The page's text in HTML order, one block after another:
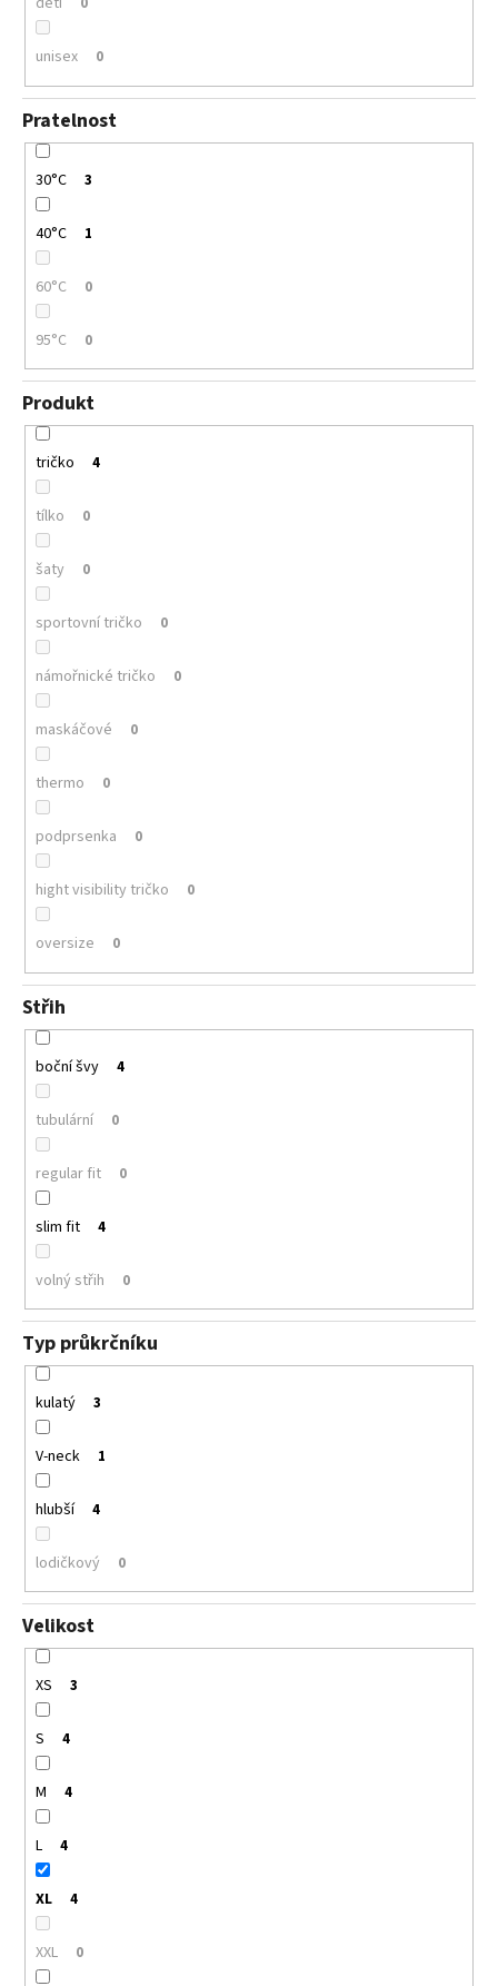
unisex 0
Pratelnost
30°C 3
40°C 1
60°C 0
95°C 0
Produkt
tričko 4
tílko 0
šaty 0
sportovní tričko 0
námořnické tričko 0
maskáčové 0
thermo 0
podprsenka 0
hight visibility tričko 0
oversize 0
Střih
boční švy 4
tubulární 0
regular fit 0
slim fit 4
volný střih 0
Typ průkrčníku
kulatý 3
V-neck 1
hlubší 4
lodičkový 0
Velikost
XS 3
S 4
M 4
L 4
XL 4
XXL 0